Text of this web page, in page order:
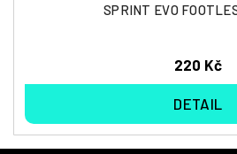
SPRINT EVO
220 Kč
DETAIL